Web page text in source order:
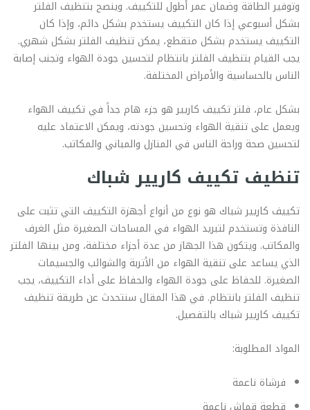
وتوفير الطاقة وضمان عمر أطول للتكييف. وينصح بتنظيف الفلتر
بشكل أسبوعي إذا كان التكييف يستخدم بشكل دائم، وإذا كان
التكييف يستخدم بشكل متقطع، يمكن تنظيف الفلتر بشكل شهري.
يجب القيام بتنظيف الفلتر بانتظام لتحسين جودة الهواء وتجنب إصابة
الناس بالحساسية والأمراض المختلفة.
بشكل عام، فلتر تكييف كاريير هو جزء هام جداً في تكييف الهواء
ويعمل على تنقية الهواء وتحسين جودته، ويمكن الاعتماد عليه
لتحسين صحة وراحة الناس في المنازل والمباني والمكاتب.
تنظيف تكييف كاريير شباك
تكييف كاريير شباك هو نوع من أنواع أجهزة التكييف التي تثبت على
النافذة وتستخدم لتبريد الهواء في المساحات الصغيرة مثل الغرف
والمكاتب. ويتكون هذا الجهاز من عدة أجزاء مختلفة، ومن بينها الفلتر
الذي يساعد على تنقية الهواء من الأتربة والشوائب والجسيمات
الصغيرة. للحفاظ على جودة الهواء والحفاظ على أداء التكييف، يجب
تنظيف الفلتر بانتظام. في هذا المقال سنتحدث عن طريقة تنظيف
تكييف كاريير شباك بالتفصيل.
المواد المطلوبة:
فرشاة ناعمة